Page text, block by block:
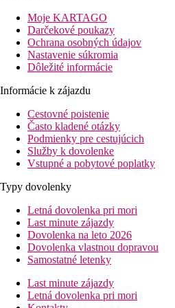
športových aktivít, je vhodnou
kategórie klientov, okrem iného
Vzdialenosť
pláže: pri pláži
centrá: Flic en Flac 4 km
Popis izby
Dvojlôžková izba, Twin
klimatizácia
Wi-Fi zadarmo
set na prípravu čaju a kávy
minibar
župan a papuče
žehlička / žehliaca doska
výhľad do záhrady
dve postele typu twin
Moje KARTAGO
Darčekové poukazy
Ochrana osobných údajov
Nastavenie súkromia
Dôležité informácie
Informácie k zájazdu
Cestovné poistenie
Často kladené otázky
Podmienky pre cestujúcich
Služby k dovolenke
Vstupné a pobytové poplatky
Typy dovolenky
Letná dovolenka pri mori
Last minute zájazdy
Dovolenka na leto 2026
Dovolenka vlastnou dopravou
Samostatné letenky
Last minute zájazdy
Letná dovolenka pri mori